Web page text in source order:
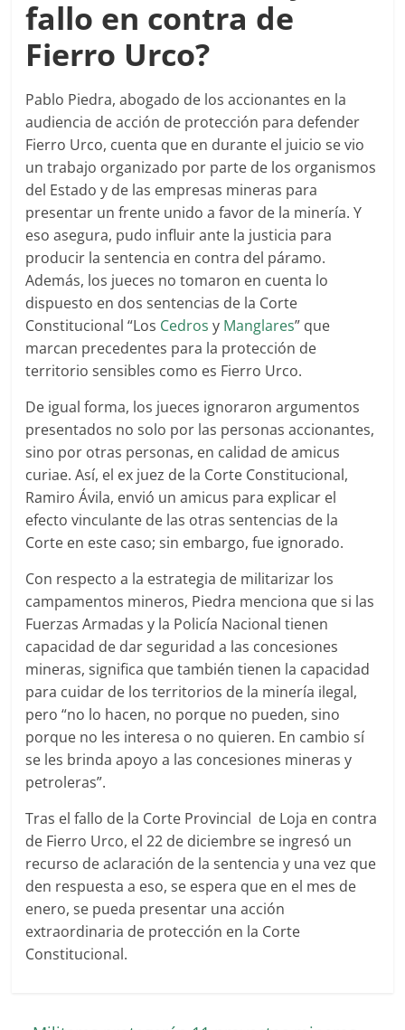
fallo en contra de
Fierro Urco?
Pablo Piedra, abogado de los accionantes en la
audiencia de acción de protección para defender
Fierro Urco, cuenta que en durante el juicio se vio
un trabajo organizado por parte de los organismos
del Estado y de las empresas mineras para
presentar un frente unido a favor de la minería. Y
eso asegura, pudo influir ante la justicia para
producir la sentencia en contra del páramo.
Además, los jueces no tomaron en cuenta lo
dispuesto en dos sentencias de la Corte
Constitucional “Los Cedros y Manglares” que
marcan precedentes para la protección de
territorio sensibles como es Fierro Urco.
De igual forma, los jueces ignoraron argumentos
presentados no solo por las personas accionantes,
sino por otras personas, en calidad de amicus
curiae. Así, el ex juez de la Corte Constitucional,
Ramiro Ávila, envió un amicus para explicar el
efecto vinculante de las otras sentencias de la
Corte en este caso; sin embargo, fue ignorado.
Con respecto a la estrategia de militarizar los
campamentos mineros, Piedra menciona que si las
Fuerzas Armadas y la Policía Nacional tienen
capacidad de dar seguridad a las concesiones
mineras, significa que también tienen la capacidad
para cuidar de los territorios de la minería ilegal,
pero “no lo hacen, no porque no pueden, sino
porque no les interesa o no quieren. En cambio sí
se les brinda apoyo a las concesiones mineras y
petroleras”.
Tras el fallo de la Corte Provincial de Loja en contra
de Fierro Urco, el 22 de diciembre se ingresó un
recurso de aclaración de la sentencia y una vez que
den respuesta a eso, se espera que en el mes de
enero, se pueda presentar una acción
extraordinaria de protección en la Corte
Constitucional.